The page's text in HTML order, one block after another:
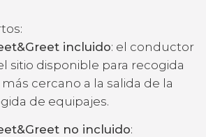
incluido: el conductor
sitio disponible para recogida
cercano a la salida de la
de equipajes.
no incluido: